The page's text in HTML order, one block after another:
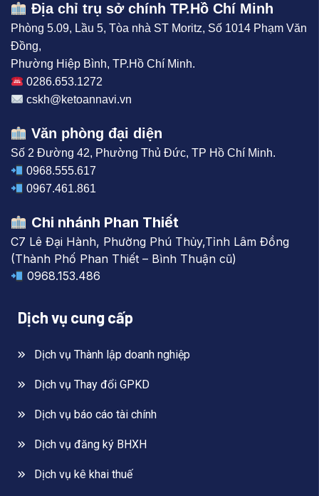
Địa chỉ trụ sở chính TP.Hồ Chí Minh
Phòng 5.09, Lầu 5, Tòa nhà ST Moritz, Số 1014 Phạm Văn
Đồng,
Phường Hiệp Bình, TP.Hồ Chí Minh.
0286.653.1272
cskh@ketoannavi.vn
Văn phòng đại diện
Số 2 Đường 42, Phường Thủ Đức, TP Hồ Chí Minh.
0968.555.617
0967.461.861
Chi nhánh Phan Thiết
C7 Lê Đại Hành, Phường Phú Thủy,Tỉnh Lâm Đồng
(Thành Phố Phan Thiết – Bình Thuận cũ)
0968.153.486
Dịch vụ cung cấp
Dịch vụ Thành lập doanh nghiệp
Dịch vụ Thay đổi GPKD
Dịch vụ báo cáo tài chính
Dịch vụ đăng ký BHXH
Dịch vụ kê khai thuế